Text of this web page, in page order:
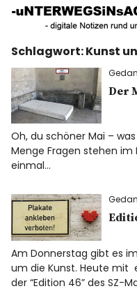
UNTERWEGS
KUNST
Start
AKTUELLE
ÜBER
UNSER BUCH
f I P
Schlagwort:Kunst
Der
Oh, du schöner Mai –
Menge Fragen stehen im
einmal…
Am Donnerstag gibt es
um die Kunst. Heute mit
der “Edition 46” des SZ-